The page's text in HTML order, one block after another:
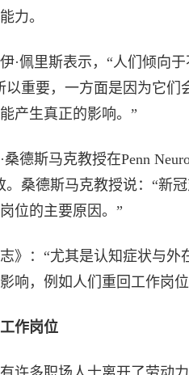
力。
·佩里斯表示，“人们倾向
以重要，一方面是因为它
产生真正的影响。”
德斯马克教授在Penn
桑德斯马克教授说：“新
位的主要原因。”
》：“尤其是认知症状与外
响，例如人们重回工作岗
作岗位